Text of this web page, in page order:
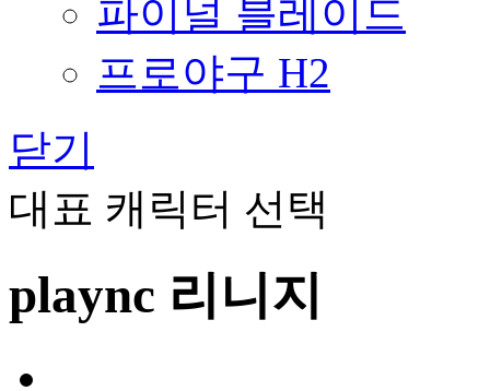
파이널 블레이드
프로야구 H2
닫기
대표 캐릭터 선택
plaync 리니지